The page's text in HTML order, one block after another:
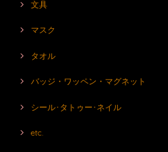
文具
マスク
タオル
バッジ・ワッペン・マグネット
シール･タトゥー･ネイル
etc.